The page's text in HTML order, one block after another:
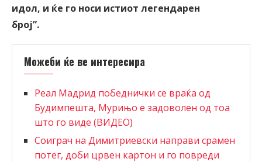
идол, и ќе го носи истиот легендарен
број”.
Можеби ќе ве интересира
Реал Мадрид победнички се враќа од
Будимпешта, Мурињо е задоволен од тоа
што го виде (ВИДЕО)
Соиграч на Димитриевски направи срамен
потег, доби црвен картон и го повреди